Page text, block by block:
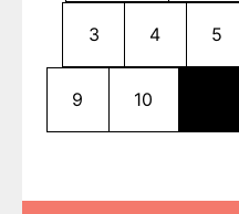
Page
3 Page
4 5
Page
9 Page
10